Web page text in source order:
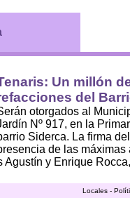
Un millón
del
otorgados al
Nº 917, en la
Siderca. La firma
de las
Agustín y Enrique
Locales -